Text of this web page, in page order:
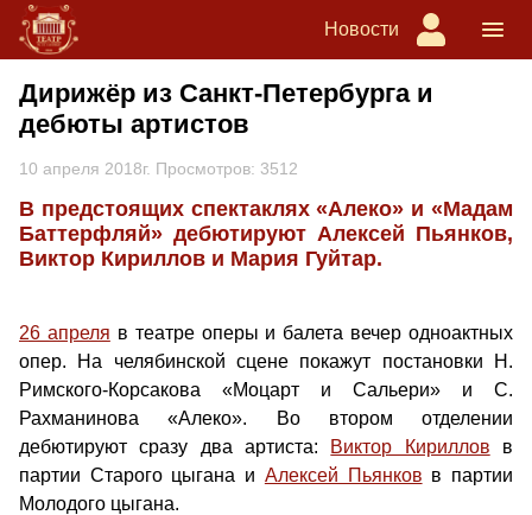
Новости
Дирижёр из Санкт-Петербурга и
дебюты артистов
10 апреля 2018г. Просмотров: 3512
В предстоящих спектаклях «Алеко» и «Мадам
Баттерфляй» дебютируют Алексей Пьянков,
Виктор Кириллов и Мария Гуйтар.
26 апреля в театре оперы и балета вечер одноактных
опер. На челябинской сцене покажут постановки Н.
Римского-Корсакова «Моцарт и Сальери» и С.
Рахманинова «Алеко». Во втором отделении
дебютируют сразу два артиста: Виктор Кириллов в
партии Старого цыгана и Алексей Пьянков в партии
Молодого цыгана.